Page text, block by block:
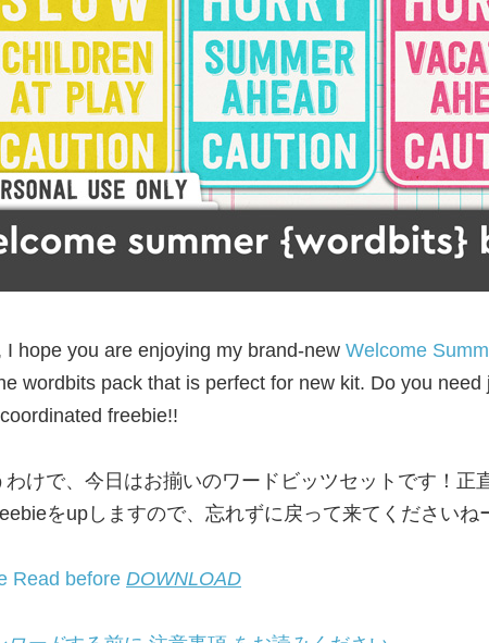
I hope you are enjoying my brand-new Welcome
wordbits pack that is perfect for new kit. Do you
freebie!!
けで、今日はお揃いのワードビッツセットです！正
をupしますので、忘れずに戻って来てくださいね
Read before DOWNLOAD